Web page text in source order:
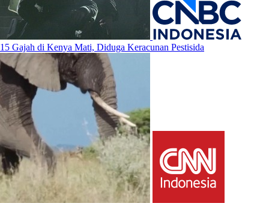
15 Gajah di Kenya Mati, Diduga Keracunan Pestisida